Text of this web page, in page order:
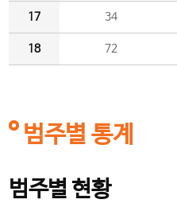
17 34
18 72
범주별 통계
범주별 현황